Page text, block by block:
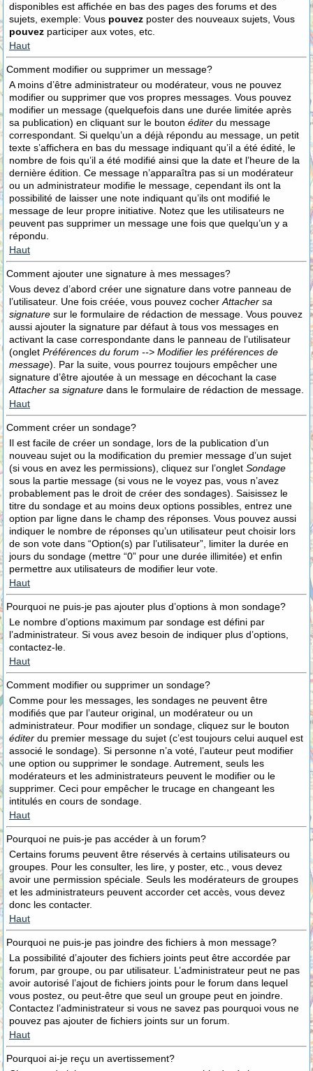
disponibles est affichée en bas des pages des forums et des
sujets, exemple: Vous pouvez poster des nouveaux sujets, Vous
pouvez participer aux votes, etc.
Haut
Comment modifier ou supprimer un message?
A moins d’être administrateur ou modérateur, vous ne pouvez
modifier ou supprimer que vos propres messages. Vous pouvez
modifier un message (quelquefois dans une durée limitée après
sa publication) en cliquant sur le bouton éditer du message
correspondant. Si quelqu’un a déjà répondu au message, un petit
texte s’affichera en bas du message indiquant qu’il a été édité, le
nombre de fois qu’il a été modifié ainsi que la date et l’heure de la
dernière édition. Ce message n’apparaîtra pas si un modérateur
ou un administrateur modifie le message, cependant ils ont la
possibilité de laisser une note indiquant qu’ils ont modifié le
message de leur propre initiative. Notez que les utilisateurs ne
peuvent pas supprimer un message une fois que quelqu’un y a
répondu.
Haut
Comment ajouter une signature à mes messages?
Vous devez d’abord créer une signature dans votre panneau de
l’utilisateur. Une fois créée, vous pouvez cocher Attacher sa
signature sur le formulaire de rédaction de message. Vous pouvez
aussi ajouter la signature par défaut à tous vos messages en
activant la case correspondante dans le panneau de l’utilisateur
(onglet Préférences du forum --> Modifier les préférences de
message). Par la suite, vous pourrez toujours empêcher une
signature d’être ajoutée à un message en décochant la case
Attacher sa signature dans le formulaire de rédaction de message.
Haut
Comment créer un sondage?
Il est facile de créer un sondage, lors de la publication d’un
nouveau sujet ou la modification du premier message d’un sujet
(si vous en avez les permissions), cliquez sur l’onglet Sondage
sous la partie message (si vous ne le voyez pas, vous n’avez
probablement pas le droit de créer des sondages). Saisissez le
titre du sondage et au moins deux options possibles, entrez une
option par ligne dans le champ des réponses. Vous pouvez aussi
indiquer le nombre de réponses qu’un utilisateur peut choisir lors
de son vote dans “Option(s) par l’utilisateur”, limiter la durée en
jours du sondage (mettre “0” pour une durée illimitée) et enfin
permettre aux utilisateurs de modifier leur vote.
Haut
Pourquoi ne puis-je pas ajouter plus d’options à mon sondage?
Le nombre d’options maximum par sondage est défini par
l’administrateur. Si vous avez besoin de indiquer plus d’options,
contactez-le.
Haut
Comment modifier ou supprimer un sondage?
Comme pour les messages, les sondages ne peuvent être
modifiés que par l’auteur original, un modérateur ou un
administrateur. Pour modifier un sondage, cliquez sur le bouton
éditer du premier message du sujet (c’est toujours celui auquel est
associé le sondage). Si personne n’a voté, l’auteur peut modifier
une option ou supprimer le sondage. Autrement, seuls les
modérateurs et les administrateurs peuvent le modifier ou le
supprimer. Ceci pour empêcher le trucage en changeant les
intitulés en cours de sondage.
Haut
Pourquoi ne puis-je pas accéder à un forum?
Certains forums peuvent être réservés à certains utilisateurs ou
groupes. Pour les consulter, les lire, y poster, etc., vous devez
avoir une permission spéciale. Seuls les modérateurs de groupes
et les administrateurs peuvent accorder cet accès, vous devez
donc les contacter.
Haut
Pourquoi ne puis-je pas joindre des fichiers à mon message?
La possibilité d’ajouter des fichiers joints peut être accordée par
forum, par groupe, ou par utilisateur. L’administrateur peut ne pas
avoir autorisé l’ajout de fichiers joints pour le forum dans lequel
vous postez, ou peut-être que seul un groupe peut en joindre.
Contactez l’administrateur si vous ne savez pas pourquoi vous ne
pouvez pas ajouter de fichiers joints sur un forum.
Haut
Pourquoi ai-je reçu un avertissement?